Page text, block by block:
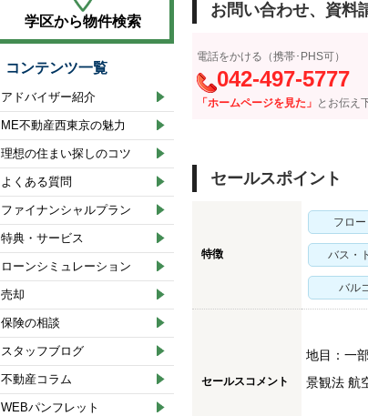
お問い合わせ、資料
電話をかける（携帯･PHS可）
042-497-5777
「ホームページを見た」 とお伝え
セールスポイント
特徴
フロ
バス・
バル
セールスコメント
地目：一
景観法 航
学区から物件検索
コンテンツ一覧
アドバイザー紹介
ME不動産西東京の魅力
理想の住まい探しのコツ
よくある質問
ファイナンシャルプラン
特典・サービス
ローンシミュレーション
売却
保険の相談
スタッフブログ
不動産コラム
WEBパンフレット